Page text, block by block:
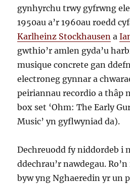
gynhyrchu trwy gyfrwng
1950au a’r 1960au roedd
Karlheinz Stockhausen a
gwthio’r amlen gyda’u
musique concrete gan
electroneg gynnar a
peiriannau recordio a thâp
box set ‘Ohm: The Early
Music’ yn gyflwyniad da).
Dechreuodd fy niddordeb i
ddechrau’r nawdegau.
byw yng Nghaeredin yr un